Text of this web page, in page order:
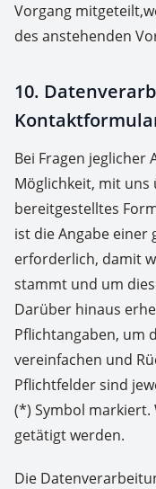
Vorgang
des anstehenden
10.
Bei Fragen jeglicher
Möglichkeit, mit uns
bereitgestelltes
ist die Angabe einer
erforderlich, damit
stammt und um
Darüber hinaus
Pflichtangaben, um
vereinfachen und
Pflichtfelder sind
(*) Symbol markiert.
getätigt werden.
Die